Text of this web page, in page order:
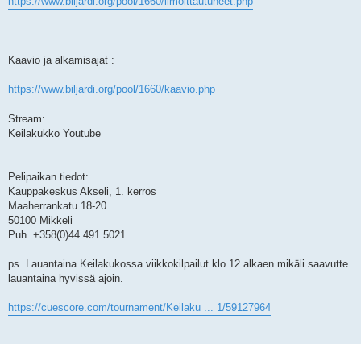
Kaavio ja alkamisajat :
https://www.biljardi.org/pool/1660/kaavio.php
Stream:
Keilakukko Youtube
Pelipaikan tiedot:
Kauppakeskus Akseli, 1. kerros
Maaherrankatu 18-20
50100 Mikkeli
Puh. +358(0)44 491 5021
ps. Lauantaina Keilakukossa viikkokilpailut klo 12 alkaen mikäli saavutte
lauantaina hyvissä ajoin.
https://cuescore.com/tournament/Keilaku ... 1/59127964